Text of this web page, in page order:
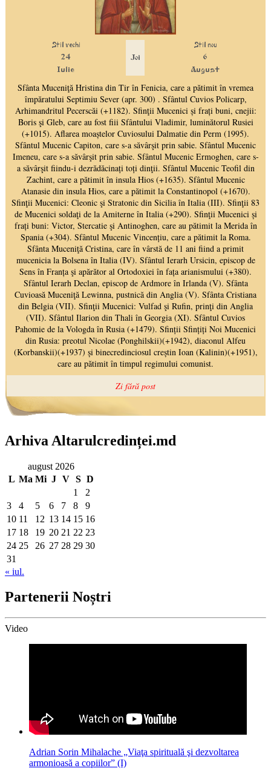
Arhiva Altarulcredinței.md
august 2026
L Ma Mi J V S D
1
2
3
4 5 6 7 8
9
10 11 12 13 14 15 16
17 18 19 20 21 22 23
24 25 26 27 28 29 30
31
« iul.
Partenerii Noștri
Video
Adrian Sorin Mihalache „Viaţa spirituală şi dezvoltarea
armonioasă a copiilor” (I)